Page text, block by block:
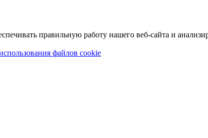
правильную работу нашего веб-сайта и
файлов cookie